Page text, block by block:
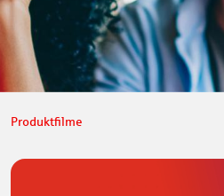
Produktfilme